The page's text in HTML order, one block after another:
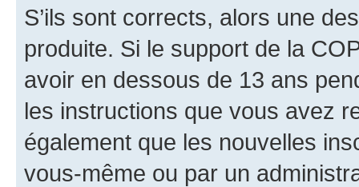
S’ils sont corrects, alors une
produite. Si le support de la
avoir en dessous de 13 ans
les instructions que vous avez
également que les nouvelles
vous-même ou par un